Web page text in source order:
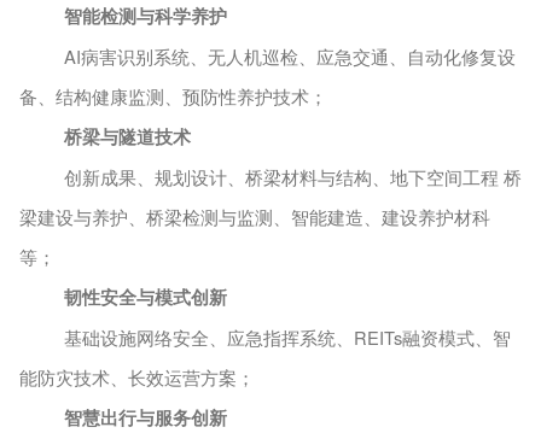
智能检测与科学养护
AI病害识别系统、无人机巡检、应急交通、自动化修复设
备、结构健康监测、预防性养护技术；
桥梁与隧道技术
创新成果、规划设计、桥梁材料与结构、地下空间工程 桥
梁建设与养护、桥梁检测与监测、智能建造、建设养护材科
等；
韧性安全与模式创新
基础设施网络安全、应急指挥系统、 REITs融资模式、智
能防灾技术、长效运营方案；
智慧出行与服务创新